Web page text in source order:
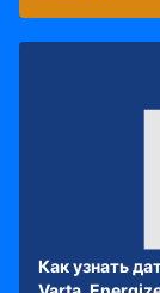
Как узнать